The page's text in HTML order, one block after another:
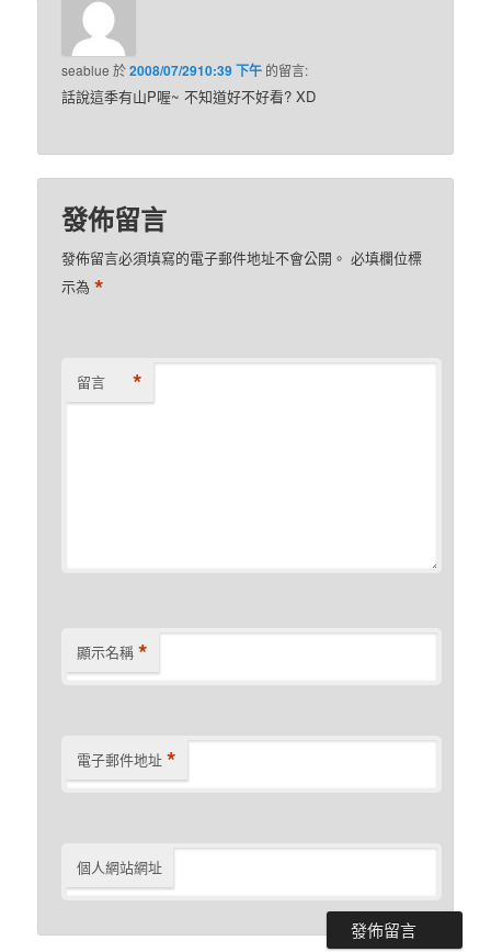
seablue 於2008/07/2910:39 下午 的留言:
話說這季有山P喔~ 不知道好不好看? XD
發佈留言
發佈留言必須填寫的電子郵件地址不會公開。 必填欄位標
示為*
留言 *
顯示名稱 *
電子郵件地址 *
個人網站網址